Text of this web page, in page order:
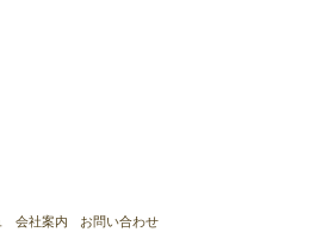
会社案内 お問い合わせ